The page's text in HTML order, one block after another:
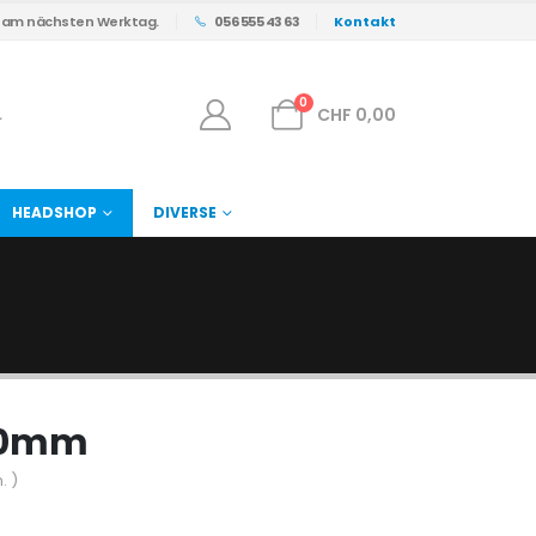
nächsten Werktag. 056 555 43 63 Kontakt
0
CHF 0,00
HEADSHOP DIVERSE
)